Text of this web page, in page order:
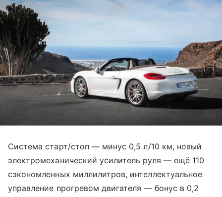
Система старт/стоп — минус 0,5 л/10 км, новый
электромеханический усилитель руля — ещё 110
сэкономленных миллилитров, интеллектуальное
управление прогревом двигателя — бонус в 0,2